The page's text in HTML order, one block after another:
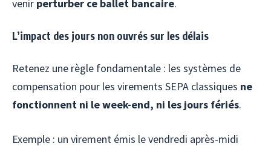
venir perturber ce ballet bancaire.
L’impact des jours non ouvrés sur les délais
Retenez une règle fondamentale : les systèmes de
compensation pour les virements SEPA classiques ne
fonctionnent ni le week-end, ni les jours fériés.
Exemple : un virement émis le vendredi après-midi